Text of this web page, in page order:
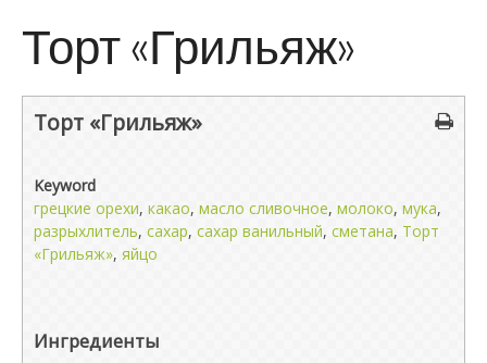
Торт «Грильяж»
Торт «Грильяж»
Keyword
грецкие орехи, какао, масло сливочное, молоко, мука,
разрыхлитель, сахар, сахар ванильный, сметана, Торт
«Грильяж», яйцо
Ингредиенты